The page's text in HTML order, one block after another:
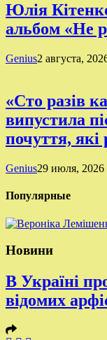
Юлія
альбом «Не
Genius2 августа,
«Сто разів
випустила
почуття,
Genius29 июля, 2026
Популярные
Новини
В Україні
відомих